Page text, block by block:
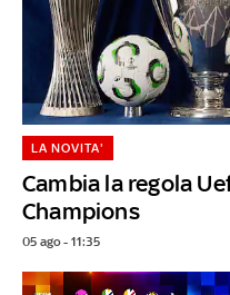
Cambia la regola
Champions
LA NOVITA'
05 ago - 11:35